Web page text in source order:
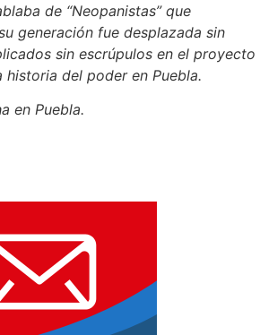
de “Neopanistas” que
generación fue desplazada sin
sin escrúpulos en el proyecto
del poder en Puebla.
en Puebla.